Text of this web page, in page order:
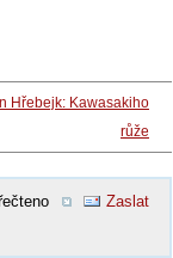
Hřebejk: Kawasakiho
růže
Zaslat